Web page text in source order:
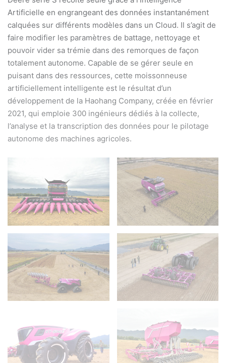
Artificielle en engrangeant des données instantanément
calquées sur différents modèles dans un Cloud. Il s’agit de
faire modifier les paramètres de battage, nettoyage et
pouvoir vider sa trémie dans des remorques de façon
totalement autonome. Capable de se gérer seule en
puisant dans des ressources, cette moissonneuse
artificiellement intelligente est le résultat d’un
développement de la Haohang Company, créée en février
2021, qui emploie 300 ingénieurs dédiés à la collecte,
l’analyse et la transcription des données pour le pilotage
autonome des machines agricoles.